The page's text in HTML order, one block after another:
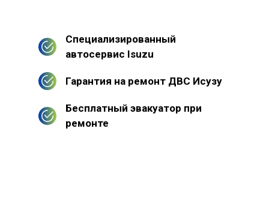
Специализированный
автосервис Isuzu
Гарантия на ремонт ДВС Исузу
Бесплатный эвакуатор при
ремонте